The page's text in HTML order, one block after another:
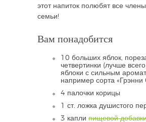
этот напиток полюбят все
семьи!
Вам понадобится
10 больших яблок,
четвертинки (лучше
яблоки с сильным
например сорта «Грэнни
4 палочки корицы
1 ст. ложка душистого
3 капли пищевой